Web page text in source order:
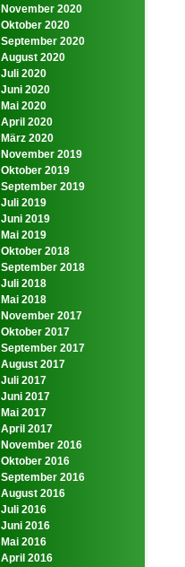
November 2020
Oktober 2020
September 2020
August 2020
Juli 2020
Juni 2020
Mai 2020
April 2020
März 2020
November 2019
Oktober 2019
September 2019
Juli 2019
Juni 2019
Mai 2019
Oktober 2018
September 2018
Juli 2018
Mai 2018
November 2017
Oktober 2017
September 2017
August 2017
Juli 2017
Juni 2017
Mai 2017
April 2017
November 2016
Oktober 2016
September 2016
August 2016
Juli 2016
Juni 2016
Mai 2016
April 2016